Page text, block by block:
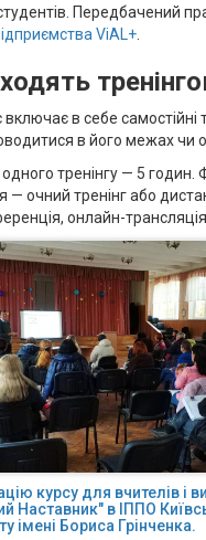
Передбачений
ViAL+
в себе самостійні
в його межах чи
одного тренінгу — 5 годин.
— очний тренінг або
онлайн-
курсу для вчителів і
Наставник" в ІППО
імені Бориса Грінченка.